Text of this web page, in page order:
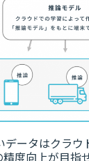
データはクラウ
精度向上が目指